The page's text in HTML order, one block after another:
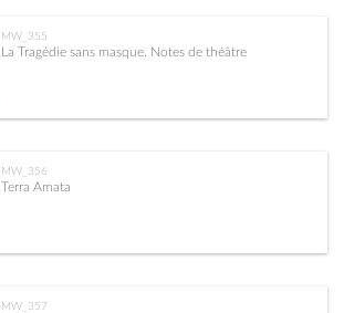
MW_355
La Tragédie sans masque. Notes de théâtre
MW_356
Terra Amata
MW_357